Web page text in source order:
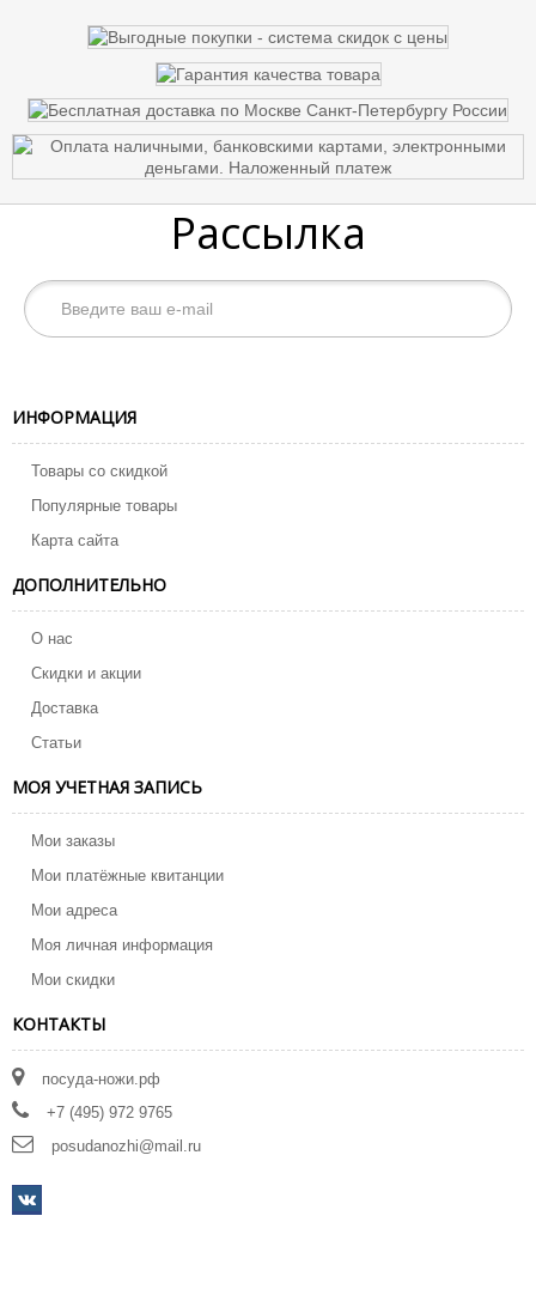
Рассылка
ИНФОРМАЦИЯ
Товары со скидкой
Популярные товары
Карта сайта
ДОПОЛНИТЕЛЬНО
О нас
Скидки и акции
Доставка
Статьи
МОЯ УЧЕТНАЯ ЗАПИСЬ
Мои заказы
Мои платёжные квитанции
Мои адреса
Моя личная информация
Мои скидки
КОНТАКТЫ
посуда-ножи.рф
+7 (495) 972 9765
posudanozhi@mail.ru